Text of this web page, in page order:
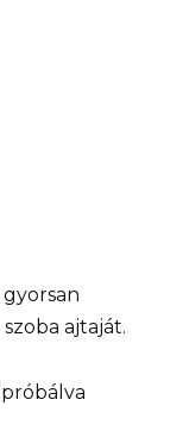
ajtaját.
próbálva